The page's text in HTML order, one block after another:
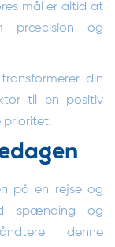
mål er altid at
præcision og
din
til en positiv
prioritet.
på en rejse og
spænding og
denne